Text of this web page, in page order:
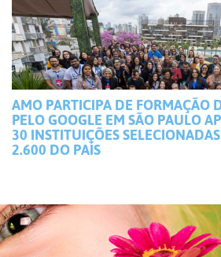
AMO PARTICIPA DE FORMAÇÃO
PELO GOOGLE EM SÃO PAULO
30 INSTITUIÇÕES
2.600 DO PAÍS